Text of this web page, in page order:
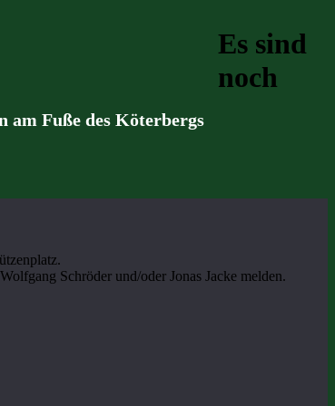
am Fuße des Köterbergs
Es sind
noch
Schröder und/oder Jonas Jacke melden.